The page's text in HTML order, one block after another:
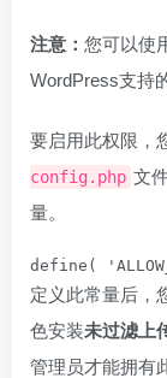
注意： 您可以使
WordPress支持
要启用此权限，
config.php 文
量。
define(
定义此常量后，
色安装未过滤上
管理员才能拥有